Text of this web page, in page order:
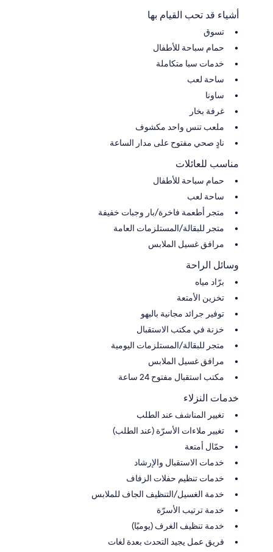
أشياء قد تحب القيام بها
تسوق
حمام سباحة للأطفال
خدمات سبا متكاملة
ساحة لعب
ساونا
غرفة بخار
ملعب تنس واحد مكشوف
نادٍ صحي مفتوح على مدار الساعة
مناسب للعائلات
حمام سباحة للأطفال
ساحة لعب
متجر أطعمة فاخرة/بار وجبات خفيفة
متجر للبقالة/المستلزمات العامة
مرافق غسيل الملابس
وسائل الراحة
برّاد مياه
تخزين الأمتعة
توفير جرائد مجانية بالبهو
خزنة في مكتب الاستقبال
متجر للبقالة/المستلزمات اليومية
مرافق غسيل الملابس
مكتب استقبال مفتوح 24 ساعة
خدمات النزلاء
تغيير المناشف عند الطلب
تغيير ملاءات الأسرّة (عند الطلب)
حمّال أمتعة
خدمات الاستقبال والإرشاد
خدمات تنظيم حفلات الزفاف
خدمة الغسيل/التنظيف الجاف للملابس
خدمة ترتيب الأسرّة
خدمة تنظيف الغرف (يوميًا)
فريق عمل يجيد التحدث بعدة لغات